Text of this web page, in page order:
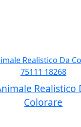
Realistico
Colorare